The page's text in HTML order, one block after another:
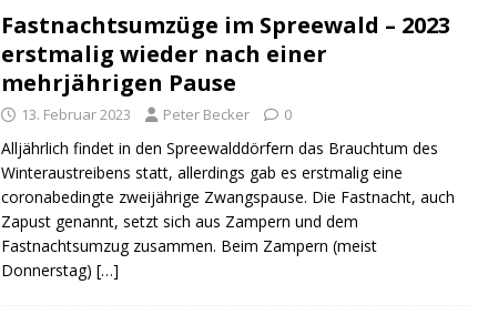
Fastnachtsumzüge im Spreewald – 2023
erstmalig wieder nach einer
mehrjährigen Pause
13. Februar 2023 Peter Becker 0
Alljährlich findet in den Spreewalddörfern das Brauchtum des
Winteraustreibens statt, allerdings gab es erstmalig eine
coronabedingte zweijährige Zwangspause. Die Fastnacht, auch
Zapust genannt, setzt sich aus Zampern und dem
Fastnachtsumzug zusammen. Beim Zampern (meist
Donnerstag) […]